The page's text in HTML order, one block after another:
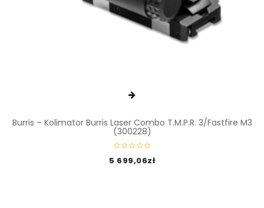
Burris – Kolimator Burris Laser Combo T.M.P.R. 3/Fastfire M3
(300228)
5 699,06zł